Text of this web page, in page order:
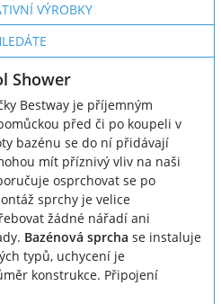
VÝROBKY
Shower
Bestway je příjemným
před či po koupeli v
bazénu se do ní přidávají
mít příznivý vliv na naši
osprchovat se po
sprchy je velice
žádné nářadí ani
Bazénová sprcha se instaluje
typů, uchycení je
konstrukce. Připojení